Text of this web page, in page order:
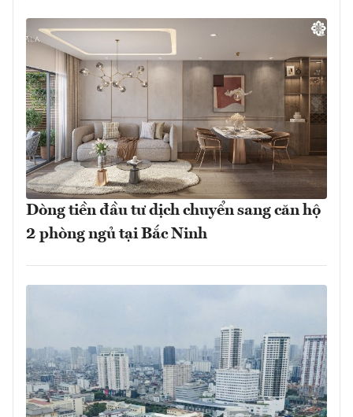
Dòng tiền đầu tư dịch chuyển sang căn hộ
2 phòng ngủ tại Bắc Ninh